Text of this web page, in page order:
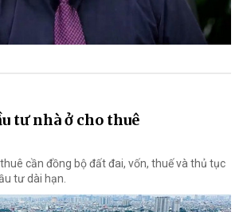
tư nhà ở cho thuê
cần đồng bộ đất đai, vốn, thuế và thủ tục
tư dài hạn.